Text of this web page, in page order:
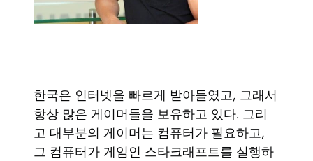
한국은 인터넷을 빠르게 받아들였고, 그래서
항상 많은 게이머들을 보유하고 있다. 그리
고 대부분의 게이머는 컴퓨터가 필요하고,
그 컴퓨터가 게임인 스타크래프트를 실행하